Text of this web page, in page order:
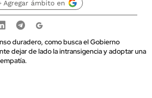
Agregar ámbito en
duradero, como busca el Gobierno
dejar de lado la intransigencia y adoptar una